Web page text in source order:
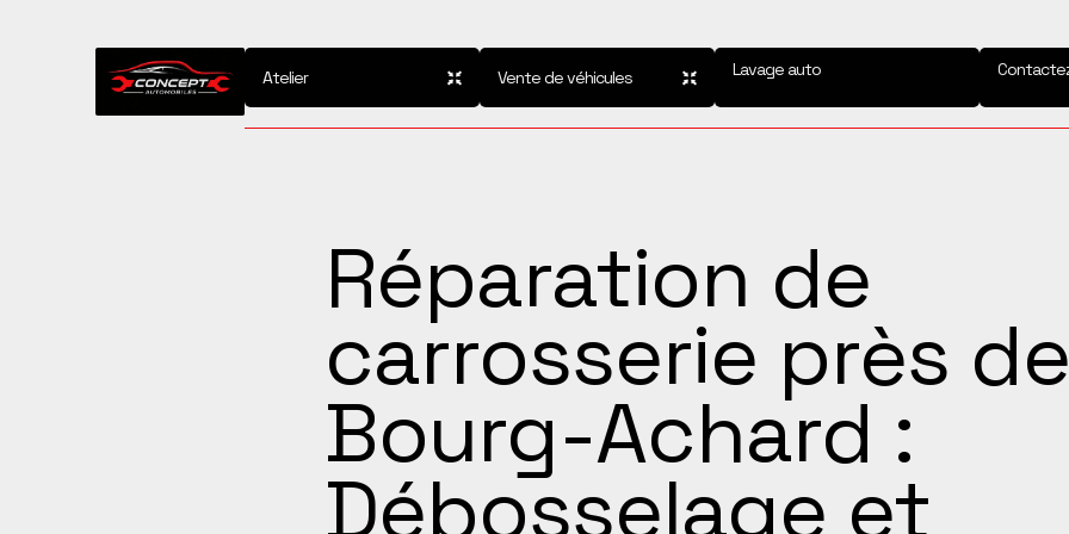
Atelier Vente de véhicules Lavage auto
Réparation de
carrosserie près de
Bourg-Achard :
Débosselage et